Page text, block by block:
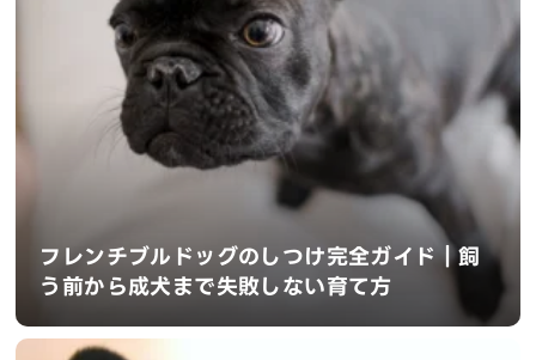
フレンチブルドッグのしつけ完全ガイド｜飼
う前から成犬まで失敗しない育て方